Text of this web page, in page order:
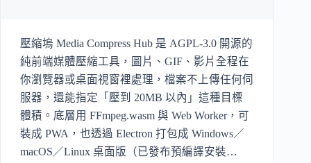
壓縮塢 Media Compress Hub 是 AGPL-3.0 開源的
純前端媒體壓縮工具，圖片、GIF、影片全程在
你瀏覽器或桌面視窗裡處理，檔案不上傳任何伺
服器，還能指定「壓到 20MB 以內」這種目標
體積。底層用 FFmpeg.wasm 與 Web Worker，可
裝成 PWA，也透過 Electron 打包成 Windows／
macOS／Linux 桌面版（已發布預編譯安裝